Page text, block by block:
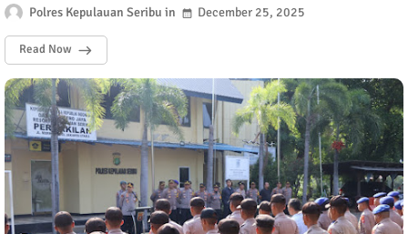
Polres Kepulauan Seribu December 25, 2025
Read Now